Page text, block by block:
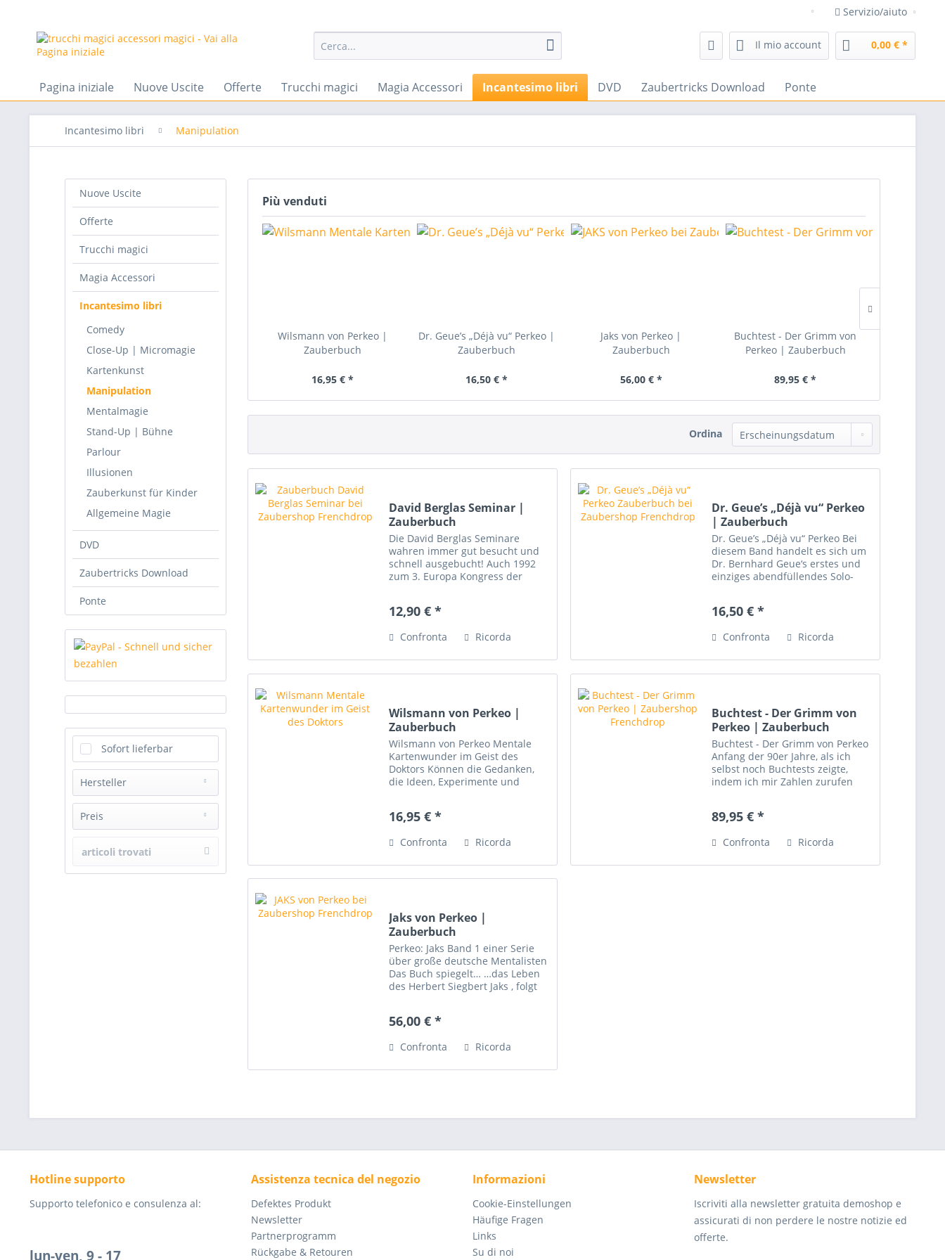
negozio di magia
Servizio/aiuto
Il mio account 0,00 € *
Pagina iniziale Nuove Uscite Offerte Trucchi magici Magia Accessori Incantesimo libri DVD Zaubertricks Download Ponte
Incantesimo libri Manipulation
Nuove Uscite
Offerte
Trucchi magici
Magia Accessori
Incantesimo libri
Comedy
Close-Up | Micromagie
Kartenkunst
Manipulation
Mentalmagie
Stand-Up | Bühne
Parlour
Illusionen
Zauberkunst für Kinder
Allgemeine Magie
DVD
Zaubertricks Download
Ponte
Sofort lieferbar
Hersteller
Zaubershop-Frenchdrop
Preis
articoli trovati
Più venduti
Wilsmann von Perkeo |
Zauberbuch
16,95 € *
Dr. Geue’s „Déjà vu“ Perkeo |
Zauberbuch
16,50 € *
Jaks von Perkeo |
Zauberbuch
56,00 € *
Buchtest - Der Grimm von
Perkeo | Zauberbuch
89,95 € *
Ordina
David Berglas Seminar |
Zauberbuch
Die David Berglas Seminare
wahren immer gut besucht und
schnell ausgebucht! Auch 1992
zum 3. Europa Kongress der
1992 in Baden Baden ein Seminar
12,90 € *
Confronta Ricorda
Dr. Geue’s „Déjà vu“ Perkeo
| Zauberbuch
Dr. Geue’s „Déjà vu“ Perkeo Bei
diesem Band handelt es sich um
Dr. Bernhard Geue‘s erstes und
einziges abendfüllendes Solo-
er hinterlassen hat, und von dem
16,50 € *
Confronta Ricorda
Wilsmann von Perkeo |
Zauberbuch
Wilsmann von Perkeo Mentale
Kartenwunder im Geist des
Doktors Können die Gedanken,
die Ideen, Experimente und
Mal gejährt hat, heute noch
16,95 € *
Confronta Ricorda
Buchtest - Der Grimm von
Perkeo | Zauberbuch
Buchtest - Der Grimm von Perkeo
Anfang der 90er Jahre, als ich
selbst noch Buchtests zeigte,
indem ich mir Zahlen zurufen
wurden, sah ich in Auerbachs
89,95 € *
Confronta Ricorda
Jaks von Perkeo |
Zauberbuch
Perkeo: Jaks Band 1 einer Serie
über große deutsche Mentalisten
Das Buch spiegelt… …das Leben
des Herbert Siegbert Jaks , folgt
Lebensstufe zu Lebensstufe, zeigt
56,00 € *
Confronta Ricorda
Hotline supporto
Supporto telefonico e consulenza al:
lun-ven, 9 - 17
Assistenza tecnica del negozio
Defektes Produkt
Newsletter
Partnerprogramm
Rückgabe & Retouren
Informazioni
Cookie-Einstellungen
Häufige Fragen
Links
Su di noi
Newsletter
Iscriviti alla newsletter gratuita demoshop e
assicurati di non perdere le nostre notizie ed
offerte.